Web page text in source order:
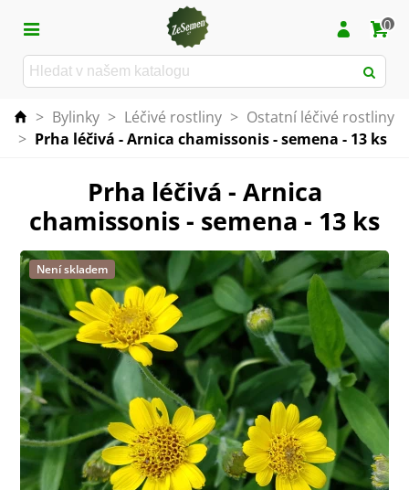
0
> Bylinky > Léčivé rostliny > Ostatní léčivé rostliny
> Prha léčivá - Arnica chamissonis - semena - 13 ks
Prha léčivá - Arnica
chamissonis - semena - 13 ks
Není skladem